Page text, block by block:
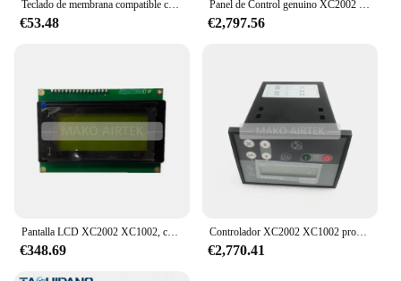
Teclado de membrana compatible con Atlas Copco, película controladora de compresor de aire, Xc2002, 1604951601
€53.48
Panel de Control genuino XC2002 para Atlas Copco 1604942203 XAS XAXS 1604-9422-03
€2,797.56
Pantalla LCD XC2002 XC1002, compatible con Atlas Copco 1604942201, 1604942202, 1604942203, 1604951601, 1604941901, 1604942200, 1604951600
€348.69
Controlador XC2002 XC1002 programable, compatible con Atlas Copco, 1604942201, 1604942202, 1604942203, 1604951601, 1604942200, 1604941901
€2,770.41